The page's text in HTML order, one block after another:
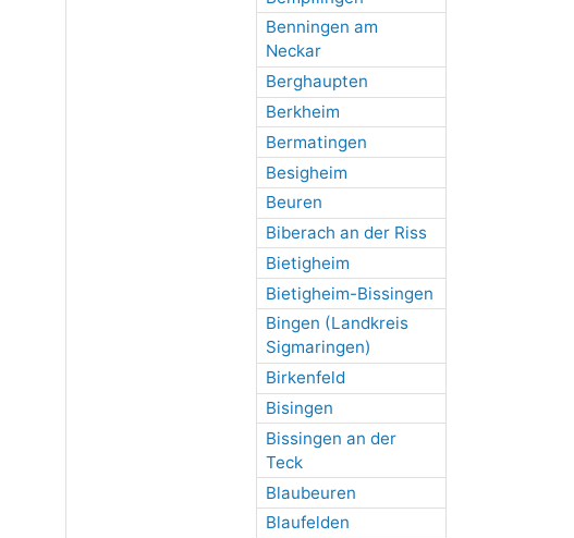
Benningen am
Neckar
Berghaupten
Berkheim
Bermatingen
Besigheim
Beuren
Biberach an der Riss
Bietigheim
Bietigheim-Bissingen
Bingen (Landkreis
Sigmaringen)
Birkenfeld
Bisingen
Bissingen an der
Teck
Blaubeuren
Blaufelden